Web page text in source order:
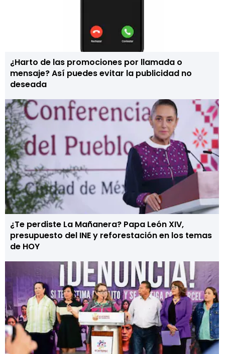
¿Harto de las promociones por llamada o
mensaje? Así puedes evitar la publicidad no
deseada
¿Te perdiste La Mañanera? Papa León XIV,
presupuesto del INE y reforestación en los temas
de HOY